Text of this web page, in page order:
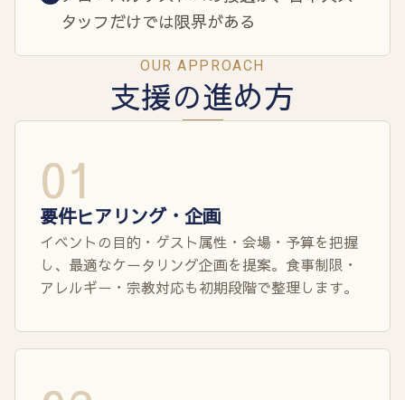
タッフだけでは限界がある
OUR APPROACH
支援の進め方
01
要件ヒアリング・企画
イベントの目的・ゲスト属性・会場・予算を把握
し、最適なケータリング企画を提案。食事制限・
アレルギー・宗教対応も初期段階で整理します。